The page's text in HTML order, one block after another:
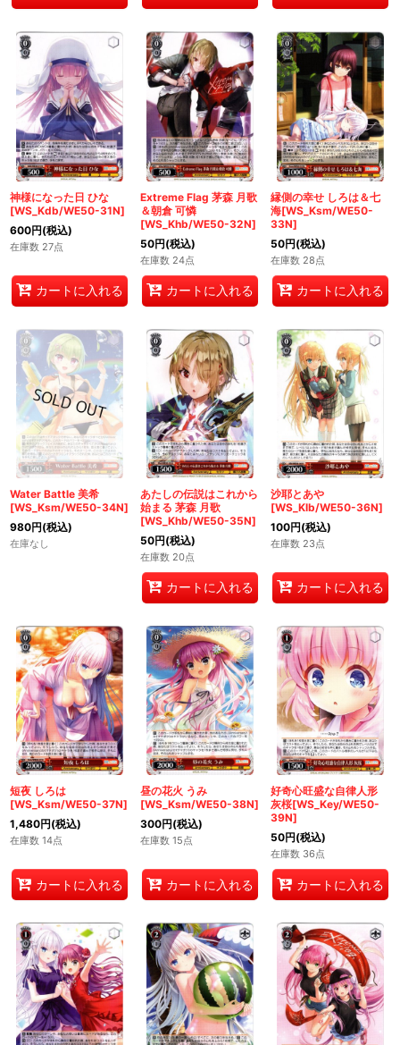
神様になった日 ひな
[WS_Kdb/WE50-31N]
600円(税込)
在庫数 27点
カートに入れる
Extreme Flag 茅森 月歌
＆朝倉 可憐
[WS_Khb/WE50-32N]
50円(税込)
在庫数 24点
カートに入れる
縁側の幸せ しろは＆七
海[WS_Ksm/WE50-
33N]
50円(税込)
在庫数 28点
カートに入れる
Water Battle 美希
[WS_Ksm/WE50-34N]
980円(税込)
在庫なし
あたしの伝説はこれから
始まる 茅森 月歌
[WS_Khb/WE50-35N]
50円(税込)
在庫数 20点
カートに入れる
沙耶とあや
[WS_Klb/WE50-36N]
100円(税込)
在庫数 23点
カートに入れる
短夜 しろは
[WS_Ksm/WE50-37N]
1,480円(税込)
在庫数 14点
カートに入れる
昼の花火 うみ
[WS_Ksm/WE50-38N]
300円(税込)
在庫数 15点
カートに入れる
好奇心旺盛な自律人形
灰桜[WS_Key/WE50-
39N]
50円(税込)
在庫数 36点
カートに入れる